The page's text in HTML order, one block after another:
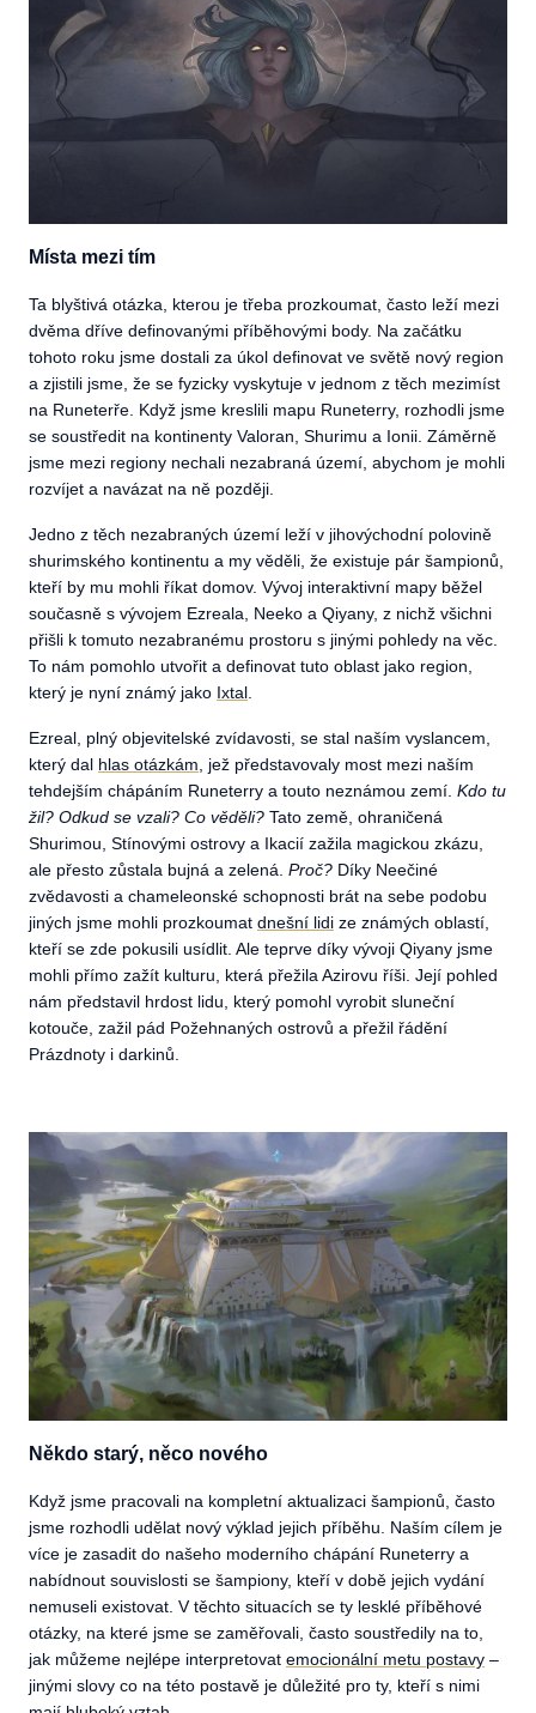
Místa mezi tím
Ta blyštivá otázka, kterou je třeba prozkoumat, často leží mezi
dvěma dříve definovanými příběhovými body. Na začátku
tohoto roku jsme dostali za úkol definovat ve světě nový region
a zjistili jsme, že se fyzicky vyskytuje v jednom z těch mezimíst
na Runeterře. Když jsme kreslili mapu Runeterry, rozhodli jsme
se soustředit na kontinenty Valoran, Shurimu a Ionii. Záměrně
jsme mezi regiony nechali nezabraná území, abychom je mohli
rozvíjet a navázat na ně později.
Jedno z těch nezabraných území leží v jihovýchodní polovině
shurimského kontinentu a my věděli, že existuje pár šampionů,
kteří by mu mohli říkat domov. Vývoj interaktivní mapy běžel
současně s vývojem Ezreala, Neeko a Qiyany, z nichž všichni
přišli k tomuto nezabranému prostoru s jinými pohledy na věc.
To nám pomohlo utvořit a definovat tuto oblast jako region,
který je nyní známý jako Ixtal
Ezreal, plný objevitelské zvídavosti, se stal naším vyslancem,
který dal hlas otázkám , jež představovaly most mezi naším
tehdejším chápáním Runeterry a touto neznámou zemí. Kdo tu
žil? Odkud se vzali? Co věděli? Tato země, ohraničená
Shurimou, Stínovými ostrovy a Ikacií zažila magickou zkázu,
ale přesto zůstala bujná a zelená. Proč? Díky Neečiné
zvědavosti a chameleonské schopnosti brát na sebe podobu
jiných jsme mohli prozkoumat dnešní lidi ze známých oblastí,
kteří se zde pokusili usídlit. Ale teprve díky vývoji Qiyany jsme
mohli přímo zažít kulturu, která přežila Azirovu říši. Její pohled
nám představil hrdost lidu, který pomohl vyrobit sluneční
kotouče, zažil pád Požehnaných ostrovů a přežil řádění
Prázdnoty i darkinů.
Někdo starý, něco nového
Když jsme pracovali na kompletní aktualizaci šampionů, často
jsme rozhodli udělat nový výklad jejich příběhu. Naším cílem je
více je zasadit do našeho moderního chápání Runeterry a
nabídnout souvislosti se šampiony, kteří v době jejich vydání
nemuseli existovat. V těchto situacích se ty lesklé příběhové
otázky, na které jsme se zaměřovali, často soustředily na to,
jak můžeme nejlépe interpretovat emocionální metu postavy –
jinými slovy co na této postavě je důležité pro ty, kteří s nimi